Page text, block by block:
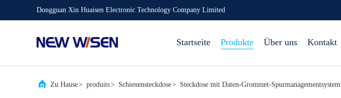
Dongguan Xin Huaisen Electronic Technology Company Limited
Startseite Produkte Über uns Kontakt
Zu Hause> produits> Schienensteckdose> Steckdose mit Daten-Grommet-Spurmanagementsystem